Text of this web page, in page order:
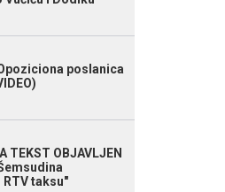
poslanica
TEKST OBJAVLJEN
taksu"